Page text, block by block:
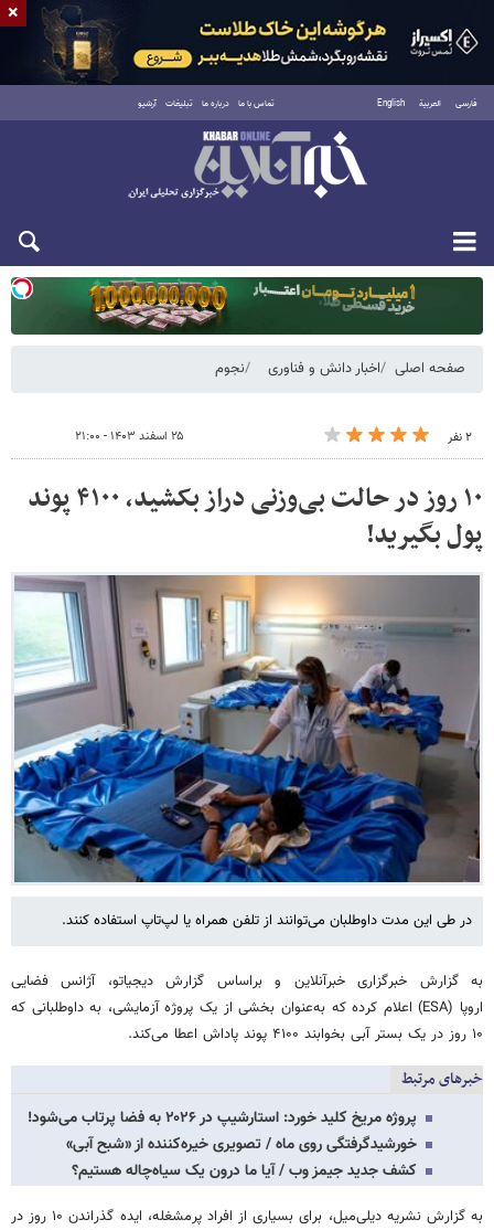
فارسی العربية English تماس با ما درباره ما تبلیغات آرشیو
یکشنبه ۱۸ مرداد ۱۴۰۵
صفحه اصلی اخبار دانش و فناوری نجوم
۲ نفر ۲۵ اسفند ۱۴۰۳ - ۲۱:۰۰
۱۰ روز در حالت بی‌وزنی دراز بکشید، ۴۱۰۰ پوند
پول بگیرید!
در طی این مدت داوطلبان می‌توانند از تلفن همراه یا لپ‌تاپ استفاده کنند.
به گزارش خبرگزاری خبرآنلاین و براساس گزارش دیجیاتو، آژانس فضایی
اروپا (ESA) اعلام کرده که به‌عنوان بخشی از یک پروژه آزمایشی، به داوطلبانی که
۱۰ روز در یک بستر آبی بخوابند ۴۱۰۰ پوند پاداش اعطا می‌کند.
خبرهای مرتبط
پروژه مریخ کلید خورد: استارشیپ در ۲۰۲۶ به فضا پرتاب می‌شود!
خورشیدگرفتگی روی ماه / تصویری خیره‌کننده از «شبح آبی»
کشف جدید جیمز وب / آیا ما درون یک سیاه‌چاله‌ هستیم؟
به گزارش نشریه دیلی‌میل، برای بسیاری از افراد پرمشغله، ایده گذراندن ۱۰ روز در
×